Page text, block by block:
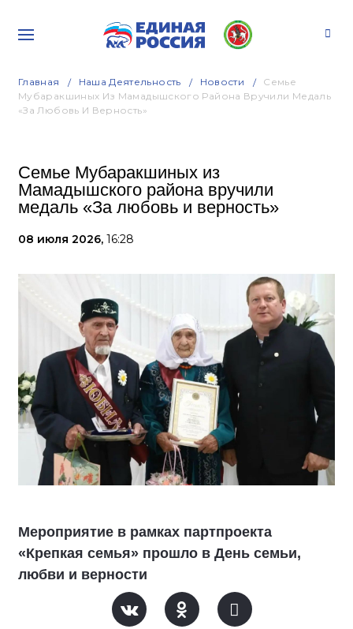
Главная Наша Деятельность Новости
Семье
Мубаракшиных Из Мамадышского Района Вручили Медаль
«За Любовь И Верность»
Семье Мубаракшиных из
Мамадышского района вручили
медаль «За любовь и верность»
08 июля 2026, 16:28
Мероприятие в рамках партпроекта
«Крепкая семья» прошло в День семьи,
любви и верности